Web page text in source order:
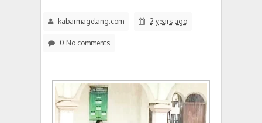
kabarmagelang.com 2 years ago
0 No comments